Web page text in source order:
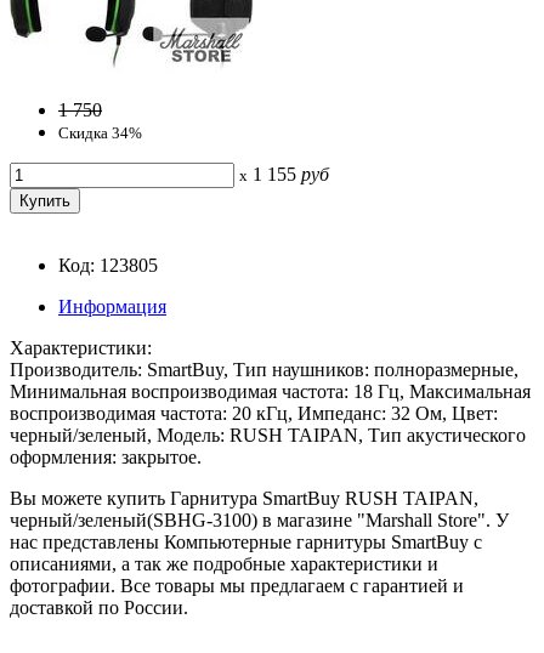
1 750
Скидка 34%
x 1 155 руб
Код: 123805
Информация
Характеристики:
Производитель: SmartBuy, Тип наушников: полноразмерные,
Минимальная воспроизводимая частота: 18 Гц, Максимальная
воспроизводимая частота: 20 кГц, Импеданс: 32 Ом, Цвет:
черный/зеленый, Модель: RUSH TAIPAN, Тип акустического
оформления: закрытое.
Вы можете купить Гарнитура SmartBuy RUSH TAIPAN,
черный/зеленый(SBHG-3100) в магазине "Marshall Store". У
нас представлены Компьютерные гарнитуры SmartBuy с
описаниями, а так же подробные характеристики и
фотографии. Все товары мы предлагаем с гарантией и
доставкой по России.